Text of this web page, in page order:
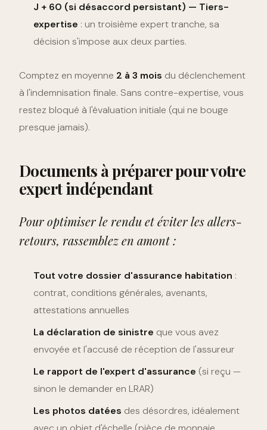
J + 60 (si désaccord persistant) — Tiers-
expertise : un troisième expert tranche, sa
décision s'impose aux deux parties.
Comptez en moyenne 2 à 3 mois du déclenchement
à l'indemnisation finale. Sans contre-expertise, vous
restez bloqué à l'évaluation initiale (qui ne bouge
presque jamais).
Documents à préparer pour votre
expert indépendant
Pour optimiser le rendu et éviter les allers-
retours, rassemblez en amont :
Tout votre dossier d'assurance habitation :
contrat, conditions générales, avenants,
attestations annuelles
La déclaration de sinistre que vous avez
envoyée et l'accusé de réception de l'assureur
Le rapport de l'expert d'assurance (si reçu —
sinon le demander en LRAR)
Les photos datées des désordres, idéalement